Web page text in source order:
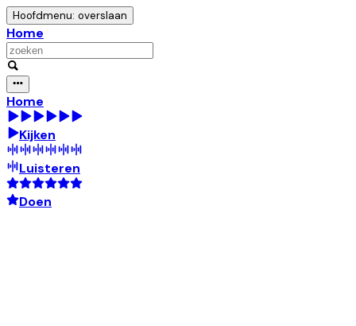
Hoofdmenu: overslaan
Home
Home
Kijken
Luisteren
Doen